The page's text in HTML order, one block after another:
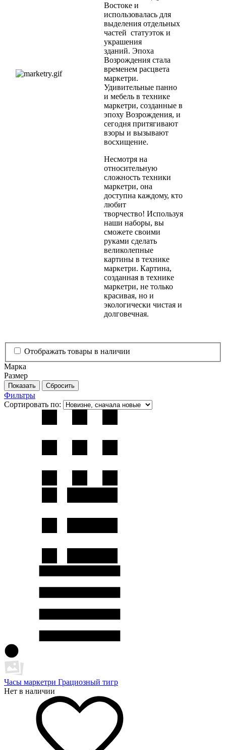
Востоке и
использовалась для
выделения отдельных
частей статуэток и
украшения
зданий. Эпоха
Возрождения стала
временем расцвета
маркетри.
Удивительные панно
и мебель в технике
маркетри, созданные в
эпоху Возрождения, и
сегодня притягивают
взоры и вызывают
восхищение.
Несмотря на
относительную
сложность техники
маркетри, она
доступна каждому, кто
любит
творчество! Используя
наши наборы, вы
сможете своими
руками сделать
великолепные
картины в технике
маркетри. Картина,
созданная в технике
маркетри, не только
красивая, но и
экологически чистая и
долговечная.
Отображать товары в наличии
Марка
Размер
Фильтры
Сортировать по:
Часы маркетри Грациозный тигр
Нет в наличии